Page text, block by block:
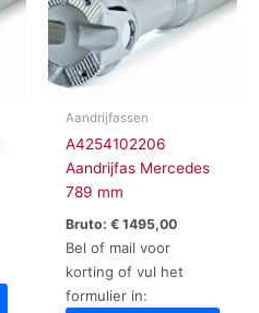
Aandrijfassen
A4254102206
Aandrijfas Mercedes
789 mm
Bruto: €1495,00
Bel of mail voor
korting of vul het
formulier in: